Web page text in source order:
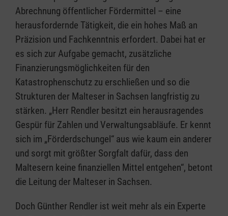
Abrechnung öffentlicher Fördermittel – eine
herausfordernde Tätigkeit, die ein hohes Maß an
Präzision und Fachkenntnis erfordert. Dabei hat er
es sich zur Aufgabe gemacht, zusätzliche
Finanzierungsmöglichkeiten für den
Katastrophenschutz zu erschließen und so die
Strukturen der Malteser in Sachsen langfristig zu
stärken. „Herr Rendler besitzt ein herausragendes
Gespür für Zahlen und Verwaltungsabläufe. Er kennt
sich im „Förderdschungel“ aus wie kaum ein anderer
und sorgt mit größter Sorgfalt dafür, dass den
Maltesern keine finanziellen Mittel entgehen“, betont
die Leitung der Malteser in Sachsen.
Doch Günther Rendler ist weit mehr als ein Experte